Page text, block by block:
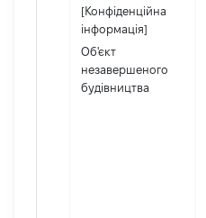
[Конфіденційна
інформація]
Об'єкт
незавершеного
будівництва